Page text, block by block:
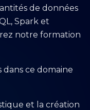
de données
Spark et
notre formation
dans ce domaine
et la création